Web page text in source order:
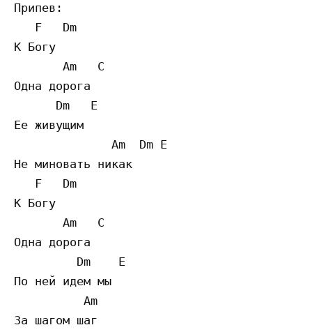
Припев:
   F   Dm
К Богу
       Am   C
Одна дорога
      Dm   E
Ее живущим
              Am  Dm E
Не миновать никак
   F   Dm
К Богу
       Am   C
Одна дорога
         Dm    E
По ней идем мы
          Am
За шагом шаг